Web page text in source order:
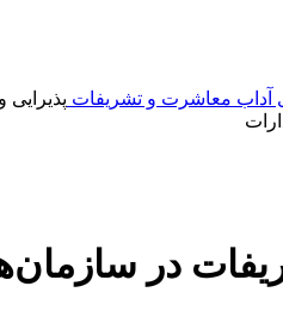
آداب معاشرت و تشریفات پذیرایی
در